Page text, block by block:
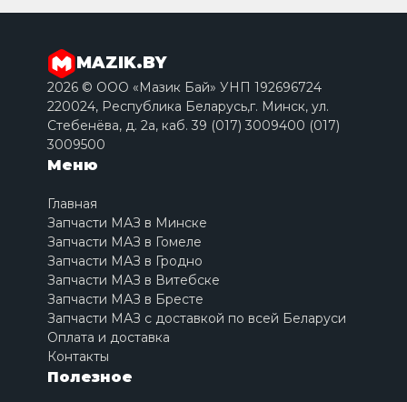
MAZIK.BY
2026 © ООО «Мазик Бай» УНП 192696724
220024, Республика Беларусь,г. Минск, ул.
Стебенёва, д. 2a, каб. 39 (017) 3009400 (017)
3009500
Меню
Главная
Запчасти МАЗ в Минске
Запчасти МАЗ в Гомеле
Запчасти МАЗ в Гродно
Запчасти МАЗ в Витебске
Запчасти МАЗ в Бресте
Запчасти МАЗ с доставкой по всей Беларуси
Оплата и доставка
Контакты
Полезное